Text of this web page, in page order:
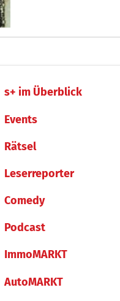
s+ im Überblick
Events
Rätsel
Leserreporter
Comedy
Podcast
ImmoMARKT
AutoMARKT